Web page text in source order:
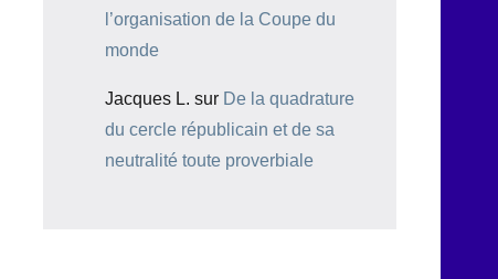
l’organisation de la Coupe du
monde
Jacques L. sur De la quadrature
du cercle républicain et de sa
neutralité toute proverbiale